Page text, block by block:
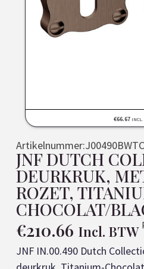
€66.67 INCL.
Artikelnummer:
JNF DUTCH
DEURKRUK,
ROZET,
CHOCOLAT/
€210.66 Incl. BTW
JNF IN.00.490 Dutch